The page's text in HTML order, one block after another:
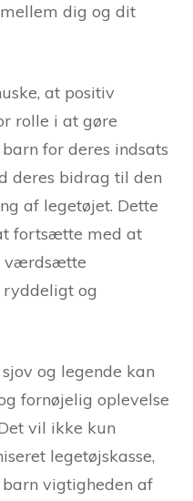
dig og dit
at positiv
rolle i at gøre
for deres indsats
deres bidrag til den
af legetøjet. Dette
fortsætte med at
værdsætte
og
og legende kan
fornøjelig oplevelse
vil ikke kun
legetøjskasse,
vigtigheden af